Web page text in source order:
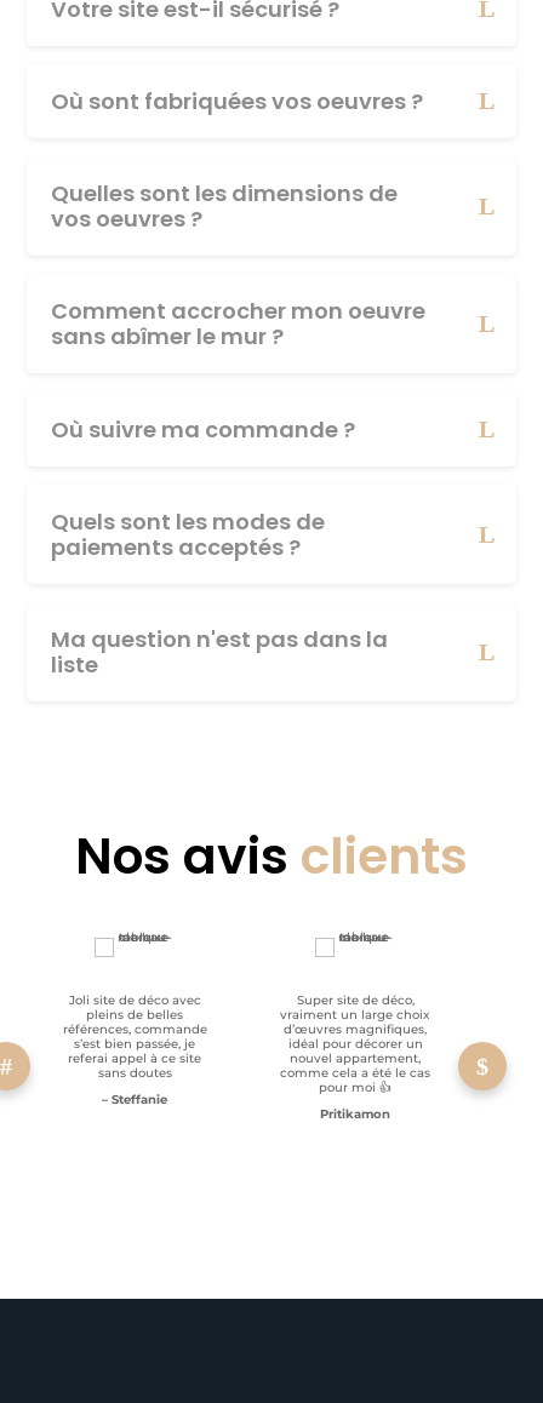
Votre site est-il sécurisé ?
Où sont fabriquées vos oeuvres ?
Quelles sont les dimensions de
vos oeuvres ?
Comment accrocher mon oeuvre
sans abîmer le mur ?
Où suivre ma commande ?
Quels sont les modes de
paiements acceptés ?
Ma question n'est pas dans la
liste
Nos avis clients
Joli site de déco avec
pleins de belles
références, commande
s’est bien passée, je
referai appel à ce site
sans doutes
– Steffanie
Super site de déco,
vraiment un large choix
d’œuvres magnifiques,
idéal pour décorer un
nouvel appartement,
comme cela a été le cas
pour moi 👍
Pritikamon